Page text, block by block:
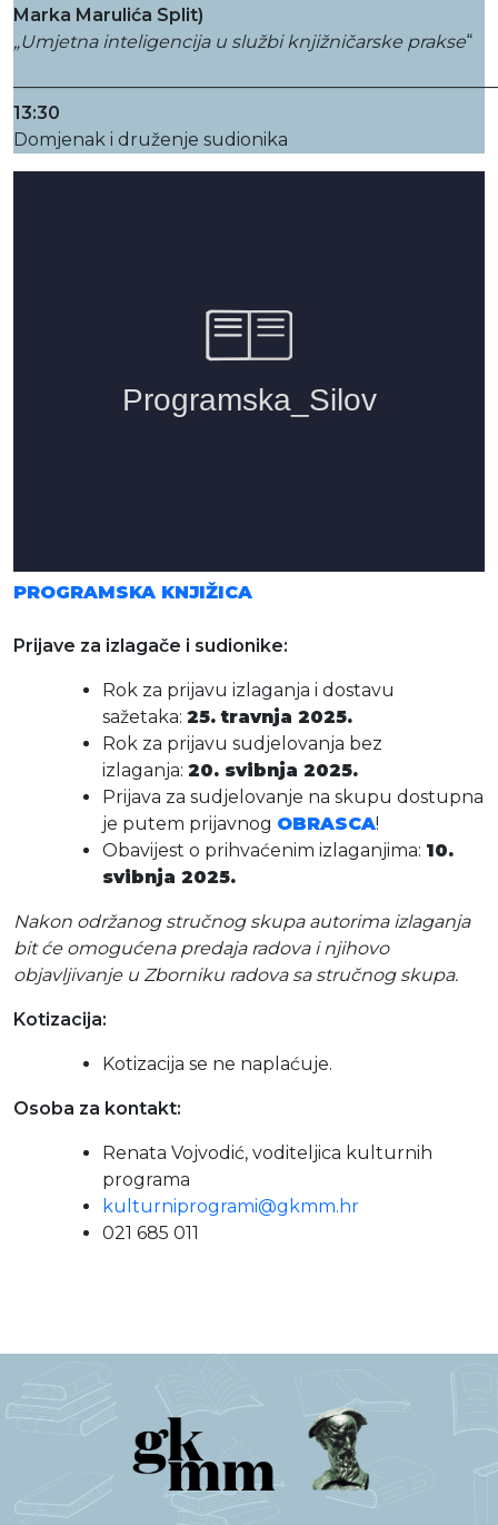
Marka Marulića Split)
„Umjetna inteligencija u službi knjižničarske prakse“
13:30
Domjenak i druženje sudionika
PROGRAMSKA KNJIŽICA
Prijave za izlagače i sudionike:
Rok za prijavu izlaganja i dostavu
sažetaka: 25. travnja 2025.
Rok za prijavu sudjelovanja bez
izlaganja: 20. svibnja 2025.
Prijava za sudjelovanje na skupu dostupna
je putem prijavnog OBRASCA!
Obavijest o prihvaćenim izlaganjima: 10.
svibnja 2025.
Nakon održanog stručnog skupa autorima izlaganja
bit će omogućena predaja radova i njihovo
objavljivanje u Zborniku radova sa stručnog skupa.
Kotizacija:
Kotizacija se ne naplaćuje.
Osoba za kontakt:
Renata Vojvodić, voditeljica kulturnih
programa
kulturniprogrami@gkmm.hr
021 685 011